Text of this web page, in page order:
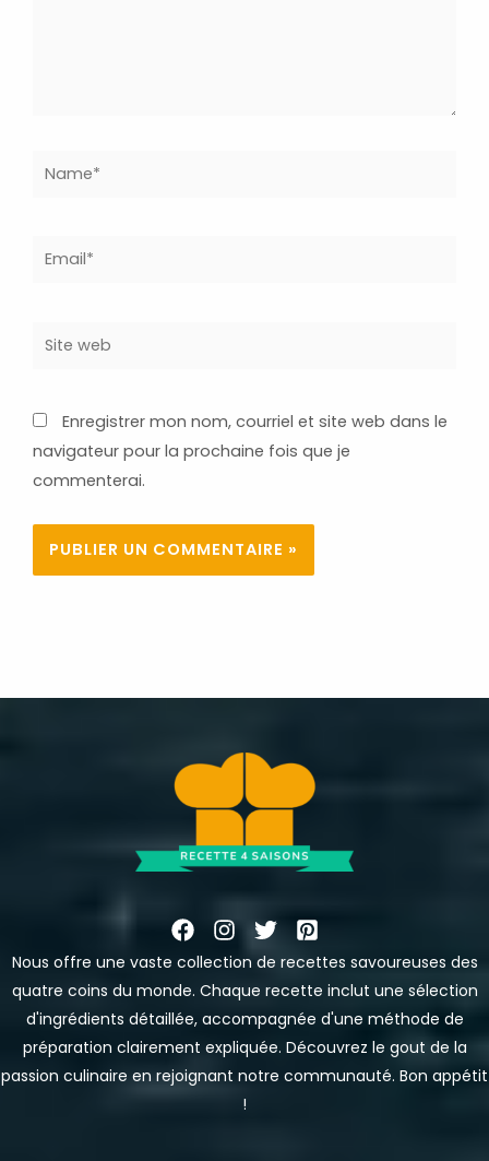
Name*
Email*
Site
Enregistrer mon nom, courriel et site web dans le
navigateur pour la prochaine fois que je
commenterai.
Nous offre une vaste collection de recettes savoureuses des
quatre coins du monde. Chaque recette inclut une sélection
d'ingrédients détaillée, accompagnée d'une méthode de
préparation clairement expliquée. Découvrez le gout de la
passion culinaire en rejoignant notre communauté. Bon appétit
!